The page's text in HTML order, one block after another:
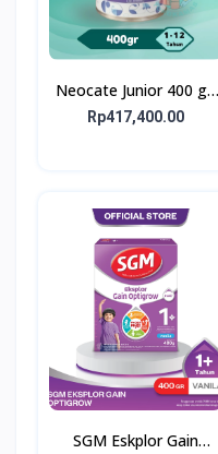
Neocate Junior 400 g -
Susu Formula Alergi
Rp417,400.00
SGM Eskplor Gain